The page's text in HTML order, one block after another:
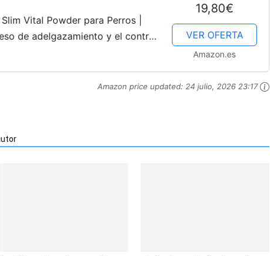
Vital Powder para Perros |
de adelgazamiento y el control
19,80€
VER OFERTA
Amazon.es
Amazon price updated: 24 julio, 2026 23:17